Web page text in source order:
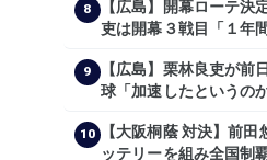
8
【広島】開幕ローテ決
吏は開幕３戦目「１年
9
【広島】栗林良吏が
球「加速したというの
10
【大阪桐蔭 対決】前
ッテリーを組み全国制